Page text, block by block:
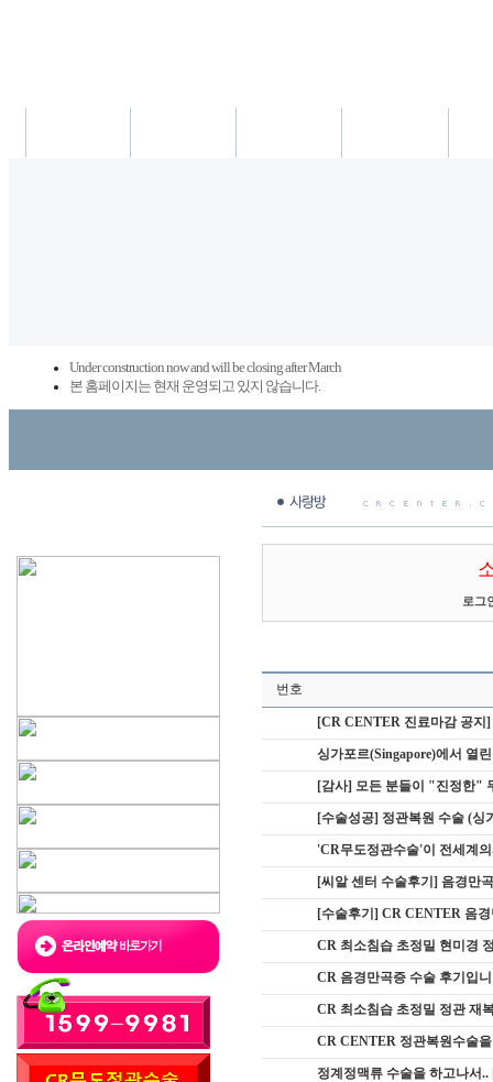
Under construction now and will be closing after March
본 홈페이지는 현재 운영되고 있지 않습니다.
로그
번호
[CR CENTER 진료마감 공지]
싱가포르(Singapore)에서 열
[감사] 모든 분들이 "진정한"
[수술성공] 정관복원 수술 (싱
'CR무도정관수술'이 전세계
[씨알 센터 수술후기] 음경만
[수술후기] CR CENTER 음
CR 최소침습 초정밀 현미경
CR 음경만곡증 수술 후기입
CR 최소침습 초정밀 정관 재
CR CENTER 정관복원수술
정계정맥류 수술을 하고나서